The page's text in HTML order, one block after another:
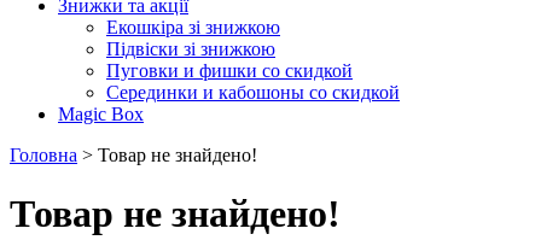
Знижки та акції
Екошкіра зі знижкою
Підвіски зі знижкою
Пуговки и фишки со скидкой
Серединки и кабошоны со скидкой
Magic Box
Головна > Товар не знайдено!
Товар не знайдено!